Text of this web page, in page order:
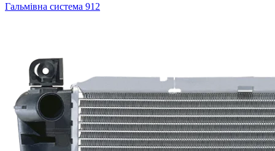
Гальмівна система 912